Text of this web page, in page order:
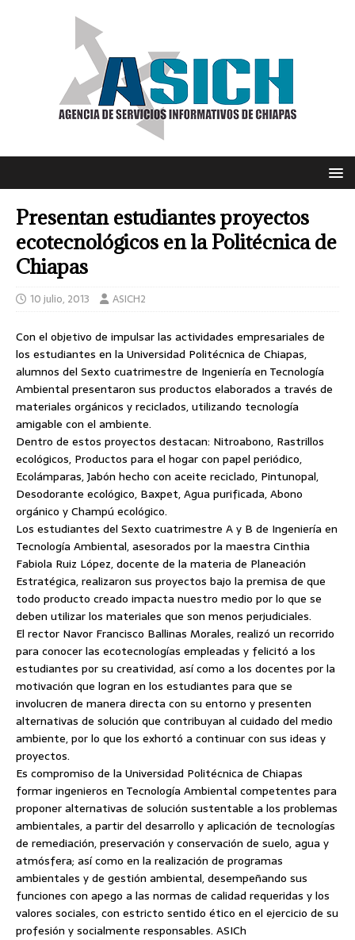
Presentan estudiantes proyectos
ecotecnológicos en la Politécnica de
Chiapas
10 julio, 2013 ASICH2
Con el objetivo de impulsar las actividades empresariales de
los estudiantes en la Universidad Politécnica de Chiapas,
alumnos del Sexto cuatrimestre de Ingeniería en Tecnología
Ambiental presentaron sus productos elaborados a través de
materiales orgánicos y reciclados, utilizando tecnología
amigable con el ambiente.
Dentro de estos proyectos destacan: Nitroabono, Rastrillos
ecológicos, Productos para el hogar con papel periódico,
Ecolámparas,Jabón hecho con aceite reciclado, Pintunopal,
Desodorante ecológico, Baxpet, Agua purificada, Abono
orgánico y Champú ecológico.
Los estudiantes del Sexto cuatrimestre A y B de Ingeniería en
Tecnología Ambiental, asesorados por la maestra Cinthia
Fabiola Ruiz López, docente de la materia de Planeación
Estratégica, realizaron sus proyectos bajo la premisa de que
todo producto creado impacta nuestro medio por lo que se
deben utilizar los materiales que son menos perjudiciales.
El rector Navor Francisco Ballinas Morales, realizó un recorrido
para conocer las ecotecnologías empleadas y felicitó a los
estudiantes por su creatividad, así como a los docentes por la
motivación que logran en los estudiantes para que se
involucren de manera directa con su entorno y presenten
alternativas de solución que contribuyan al cuidado del medio
ambiente, por lo que los exhortó a continuar con sus ideas y
proyectos.
Es compromiso de la Universidad Politécnica de Chiapas
formar ingenieros en Tecnología Ambiental competentes para
proponer alternativas de solución sustentable a los problemas
ambientales, a partir del desarrollo y aplicación de tecnologías
de remediación, preservación y conservación de suelo, agua y
atmósfera; así como en la realización de programas
ambientales y de gestión ambiental, desempeñando sus
funciones con apego a las normas de calidad requeridas y los
valores sociales, con estricto sentido ético en el ejercicio de su
profesión y socialmente responsables. ASICh